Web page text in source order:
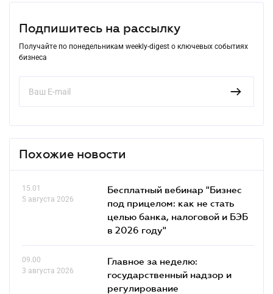
Подпишитесь на рассылку
Получайте по понедельникам weekly-digest о ключевых событиях
бизнеса
Похожие новости
15.01
5 августа 2026
Бесплатный вебинар "Бизнес
под прицелом: как не стать
целью банка, налоговой и БЭБ
в 2026 году"
09.00
3 августа 2026
Главное за неделю:
государственный надзор и
регулирование